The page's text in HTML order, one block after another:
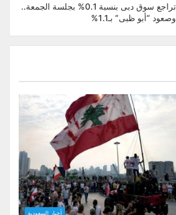
تراجع سوق دبى بنسبة 0.1% بجلسة الجمعة..
وصعود “أبو ظبى” بـ1.1%
أخبار السعودية